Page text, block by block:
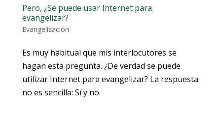
Pero, ¿Se puede usar Internet para
evangelizar?
Evangelización
Es muy habitual que mis interlocutores se
hagan esta pregunta. ¿De verdad se puede
utilizar Internet para evangelizar? La respuesta
no es sencilla: Sí y no.